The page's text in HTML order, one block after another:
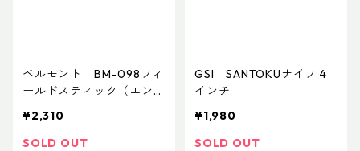
ベルモント BM-098フィ
ールドスティック（エン
¥2,310
SOLD OUT
GSI SANTOKUナイフ 4
インチ
¥1,980
SOLD OUT